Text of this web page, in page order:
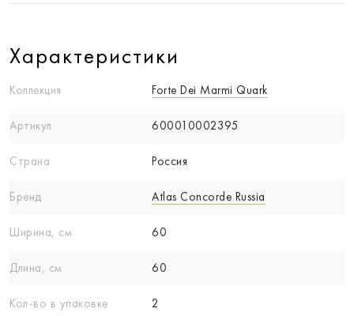
Характеристики
Коллекция Forte Dei Marmi Quark
Артикул 600010002395
Страна Россия
Бренд Atlas Concorde Russia
Ширина, см 60
Длина, см 60
Кол-вo в упаковке 2